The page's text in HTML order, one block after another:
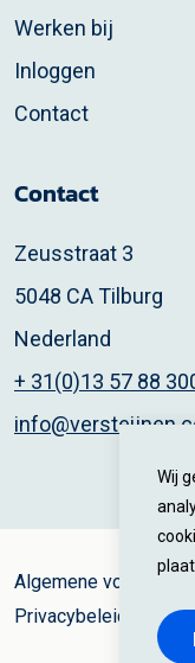
Wij
Werken bij
Inloggen
Contact
Contact
Zeusstraat 3
5048 CA Tilburg
Nederland
+ 31(0)13 57 88
Algemene
Privacybeleid